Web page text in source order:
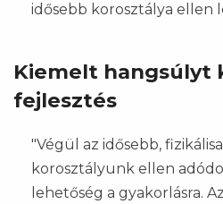
idősebb korosztálya ellen
Kiemelt hangsúlyt
fejlesztés
"Végül az idősebb,
korosztályunk ellen
lehetőség a gyakorlásra.